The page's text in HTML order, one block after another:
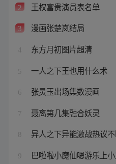
2 王权富贵演员表名单
3 漫画张楚岚结局
4 东方月初图片超清
5 一人之下王也用什么术
6 张灵玉出场集数漫画
7 聂离第几集融合妖灵
8 异人之下异能激战热议
9 巴啦啦小魔仙嗯游乐上